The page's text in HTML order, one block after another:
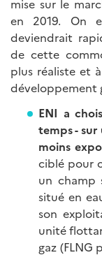
mise sur le
en 2019. On
deviendrait
de cette
plus réaliste et
développement
ENI a
temps -
moins
ciblé pour
un champ
situé en
son
unité
gaz (FLNG